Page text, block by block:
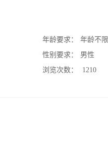
年龄要求：
年龄不限
性别要求：
男性
浏览次数：
1210